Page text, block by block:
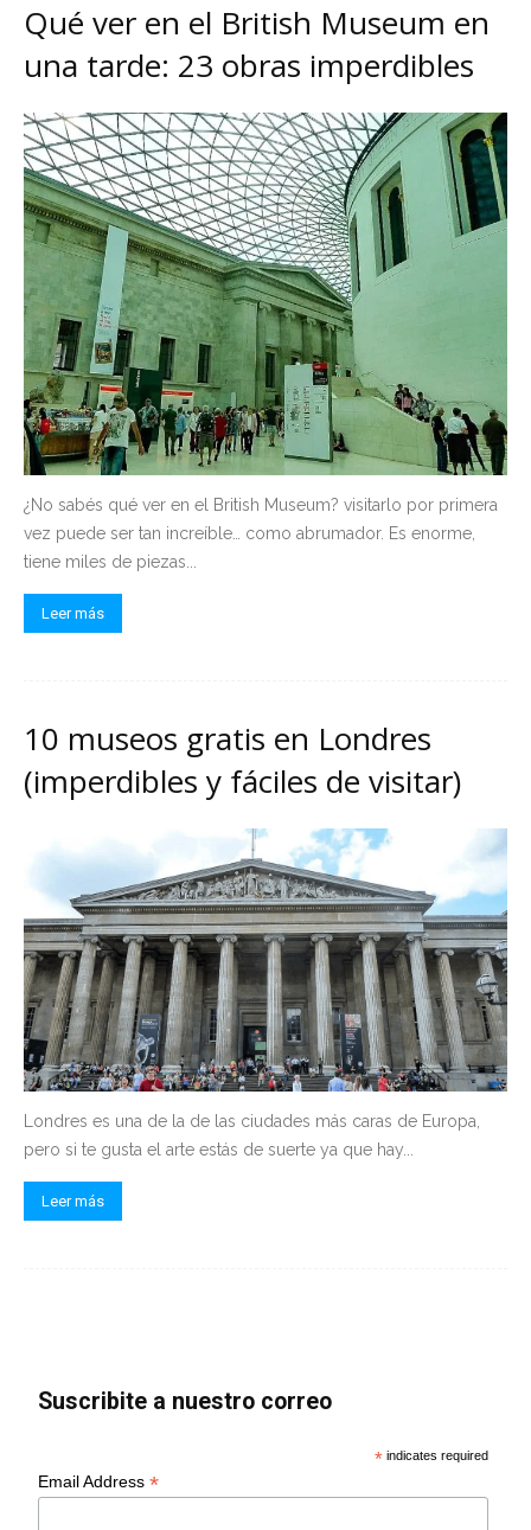
Qué ver en el British Museum en
una tarde: 23 obras imperdibles
¿No sabés qué ver en el British Museum? visitarlo por primera
vez puede ser tan increíble… como abrumador. Es enorme,
tiene miles de piezas...
Leer más
10 museos gratis en Londres
(imperdibles y fáciles de visitar)
Londres es una de la de las ciudades más caras de Europa,
pero si te gusta el arte estás de suerte ya que hay...
Leer más
Suscribite a nuestro correo
* indicates required
Email Address*